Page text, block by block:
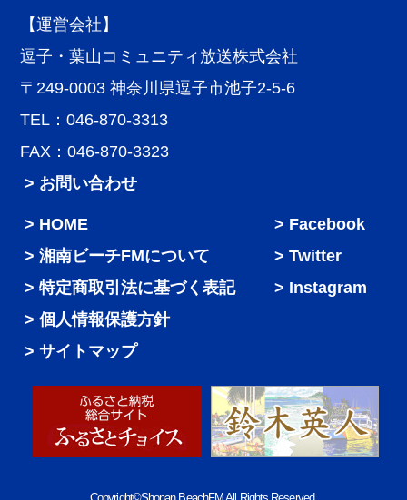
【運営会社】
逗子・葉山コミュニティ放送株式会社
〒249-0003 神奈川県逗子市池子2-5-6
TEL：046-870-3313
FAX：046-870-3323
> お問い合わせ
HOME
湘南ビーチFMについて
特定商取引法に基づく表記
個人情報保護方針
サイトマップ
Facebook
Twitter
Instagram